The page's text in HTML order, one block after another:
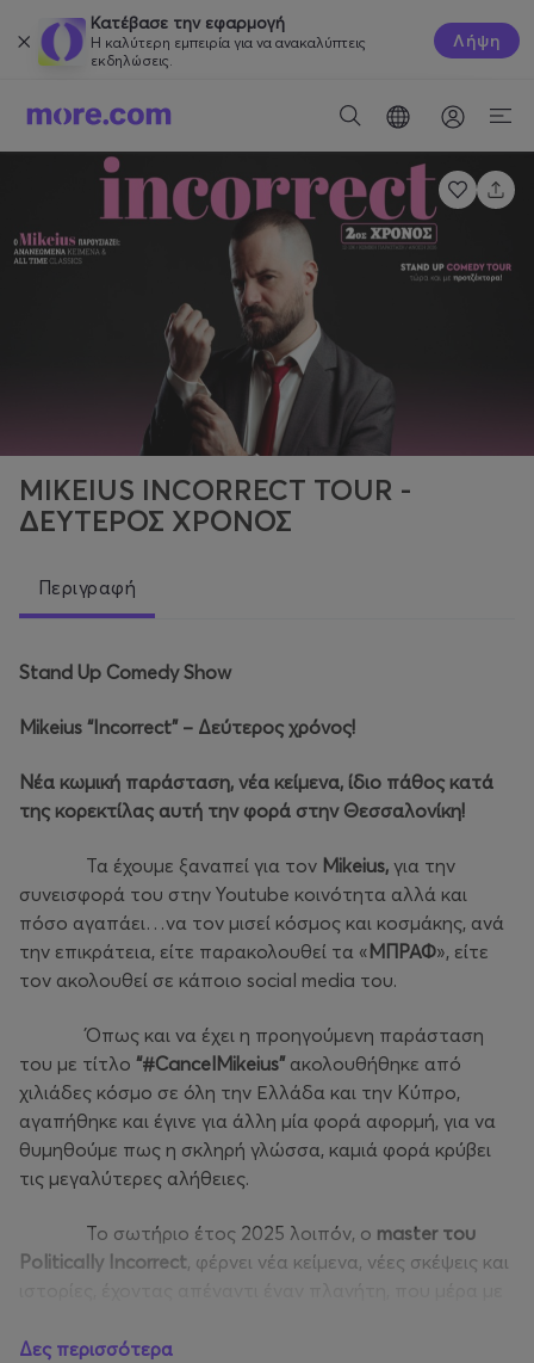
Κατέβασε την εφαρμογή
Η καλύτερη εμπειρία για να ανακαλύπτεις
εκδηλώσεις.
Λήψη
MIKEIUS INCORRECT TOUR -
ΔΕΥΤΕΡΟΣ ΧΡΟΝΟΣ
Περιγραφή
Stand Up Comedy Show
Mikeius “Incorrect” – Δεύτερος χρόνος!
Νέα κωμική παράσταση, νέα κείμενα, ίδιο πάθος κατά
της κορεκτίλας αυτή την φορά στην Θεσσαλονίκη!
Τα έχουμε ξαναπεί για τον Mikeius, για την
συνεισφορά του στην Youtube κοινότητα αλλά και
πόσο αγαπάει…να τον μισεί κόσμος και κοσμάκης, ανά
την επικράτεια, είτε παρακολουθεί τα «ΜΠΡΑΦ», είτε
τον ακολουθεί σε κάποιο social media του.
Όπως και να έχει η προηγούμενη παράσταση
του με τίτλο “#CancelMikeius” ακολουθήθηκε από
χιλιάδες κόσμο σε όλη την Ελλάδα και την Κύπρο,
αγαπήθηκε και έγινε για άλλη μία φορά αφορμή, για να
θυμηθούμε πως η σκληρή γλώσσα, καμιά φορά κρύβει
τις μεγαλύτερες αλήθειες.
Το σωτήριο έτος 2025 λοιπόν, ο masterτου
Politically Incorrect, φέρνει νέα κείμενα, νέες σκέψεις και
περί πολιτικής ορθότητας.
Δες περισσότερα